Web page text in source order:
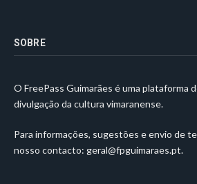
SOBRE
O FreePass Guimarães é uma plataforma
divulgação da cultura vimaranense.
Para informações, sugestões e envio de
nosso contacto: geral@fpguimaraes.pt.